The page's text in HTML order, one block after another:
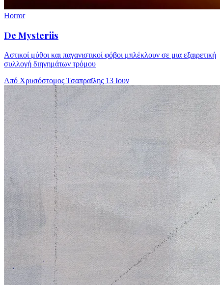
Horror
De Mysteriis
Αστικοί μύθοι και παγανιστικοί φόβοι μπλέκλουν σε μια εξαιρετική
συλλογή διηγημάτων τρόμου
Από Χρυσόστομος Τσαπραϊλης 13 Ιουν